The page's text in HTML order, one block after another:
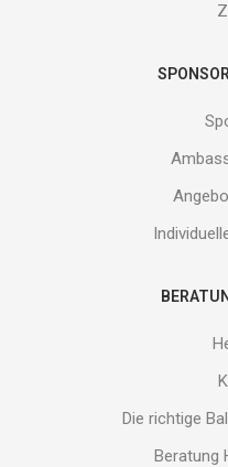
Die richtige
Beratung